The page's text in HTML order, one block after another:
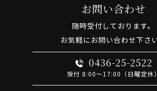
お問い合わせ
随時受付しております。
お気軽にお問い合わせ下さい
0436-25-2522
受付 8:00～17:00（日曜定休）